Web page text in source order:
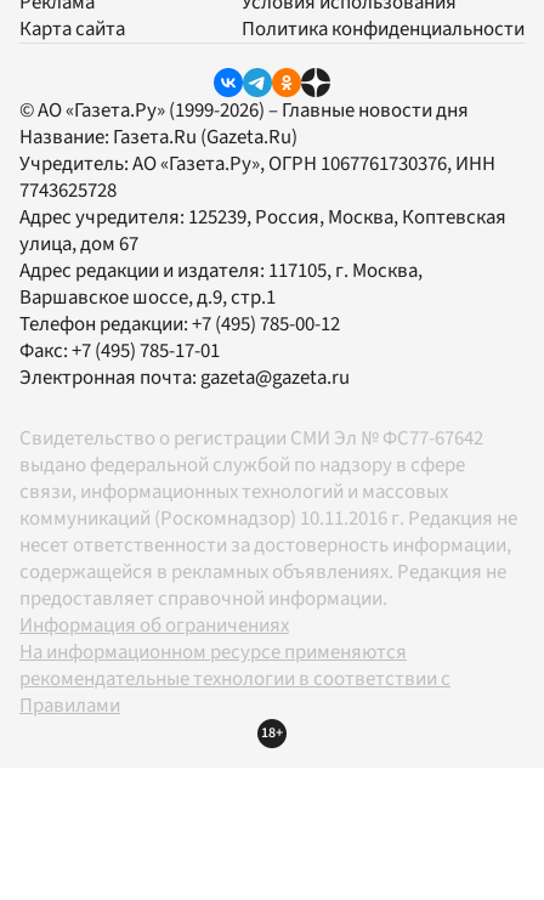
Карта сайта
Политика конфиденциальности
© АО «Газета.Ру» (1999-2026) – Главные новости дня
Название: Газета.Ru (Gazeta.Ru)
Учредитель:АО «Газета.Ру», ОГРН 1067761730376, ИНН
7743625728
Адрес учредителя: 125239, Россия, Москва, Коптевская
улица, дом 67
Адрес редакции и издателя: 117105, г. Москва,
Варшавское шоссе, д.9, стр.1
Телефон редакции:+7 (495) 785-00-12
Факс:+7 (495) 785-17-01
Электронная почта: gazeta@gazeta.ru
Свидетельство о регистрации СМИ Эл № ФС77-67642
выдано федеральной службой по надзору в сфере
связи, информационных технологий и массовых
коммуникаций (Роскомнадзор) 10.11.2016 г. Редакция не
несет ответственности за достоверность информации,
содержащейся в рекламных объявлениях. Редакция не
предоставляет справочной информации.
Информация об ограничениях
На информационном ресурсе применяются
рекомендательные технологии в соответствии с
Правилами
18+